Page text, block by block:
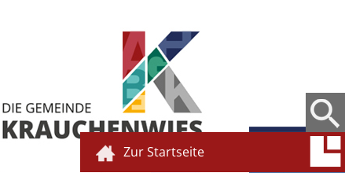
Zur Startseite